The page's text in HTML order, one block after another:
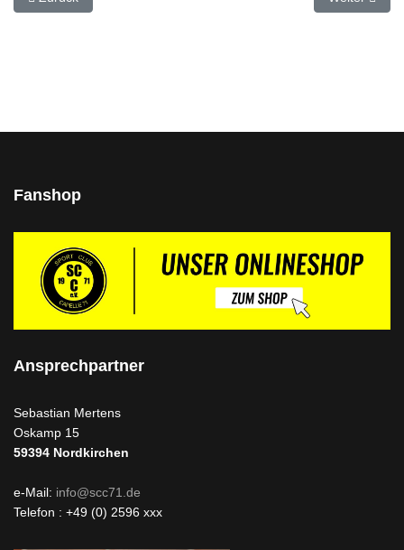
Fanshop
Ansprechpartner
Sebastian Mertens
Oskamp 15
59394 Nordkirchen
e-Mail: info@scc71.de
Telefon : +49 (0) 2596 xxx